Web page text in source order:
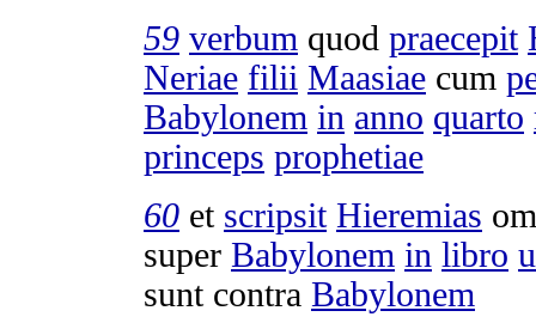
59 verbum quod praecepit
Neriae filii Maasiae cum
Babylonem in anno quarto
princeps prophetiae
60 et scripsit Hieremias
super Babylonem in libro
sunt contra Babylonem